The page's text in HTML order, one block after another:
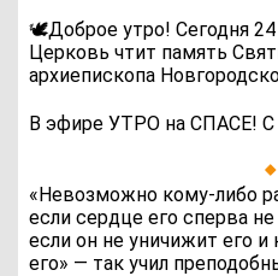
🕊Доброе утро! Сегодня 24
Церковь чтит память
архиепископа
В эфире УТРО на СПАСЕ!
«Невозможно кому-либо
если сердце его сперва
если он не уничижит его
его» — так учил